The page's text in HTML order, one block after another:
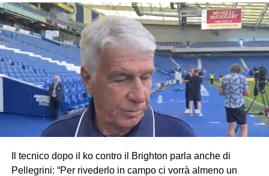
Il tecnico dopo il ko contro il Brighton parla anche di
Pellegrini: “Per rivederlo in campo ci vorrà almeno un